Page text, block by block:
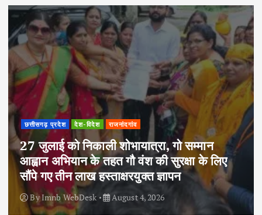
छत्तीसगढ़ प्रदेश देश-विदेश राजनांदगांव
27 जुलाई को निकाली शोभायात्रा, गो सम्मान
आह्वान अभियान के तहत गौ वंश की सुरक्षा के लिए
सौंपे गए तीन लाख हस्ताक्षरयुक्त ज्ञापन
ByImnb WebDesk August 4, 2026